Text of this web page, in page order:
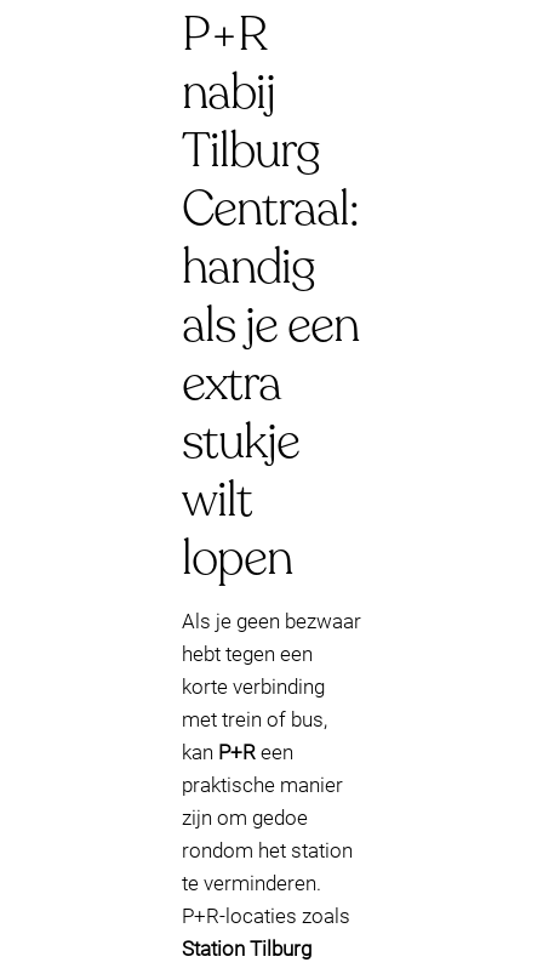
P+R
nabij
Tilburg
Centraal:
handig
als je een
extra
stukje
wilt
lopen
Als je geen bezwaar
hebt tegen een
korte verbinding
met trein of bus,
kan P+R een
praktische manier
zijn om gedoe
rondom het station
te verminderen.
P+R-locaties zoals
Station Tilburg